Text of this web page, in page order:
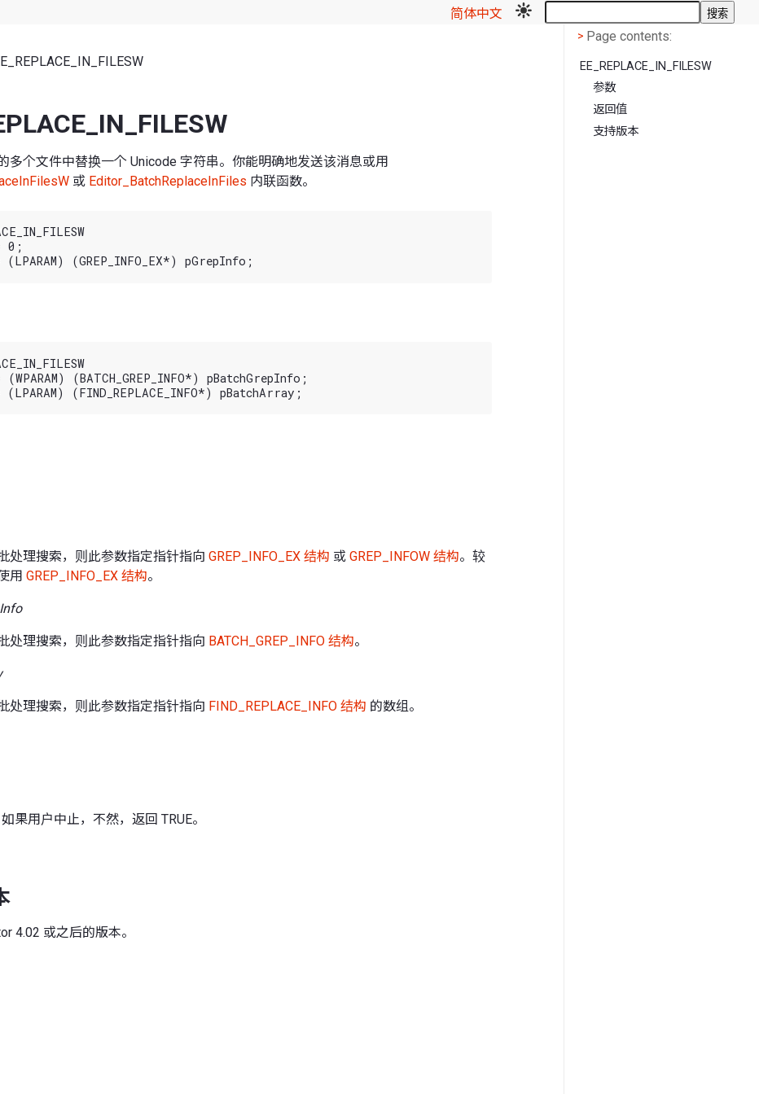
简体中文 搜索
多个文件中替换一个 Unicode 字符串。你能明确地发送该消息或用
或 Editor_BatchReplaceInFiles 内联函数。
0;
(WPARAM) (BATCH_GREP_INFO*) pBatchGrepInfo;
处理搜索，则此参数指定指针指向 GREP_INFO_EX 结构 或 GREP_INFOW 结构。较
用 GREP_INFO_EX 结构。
处理搜索，则此参数指定指针指向 BATCH_GREP_INFO 结构。
处理搜索，则此参数指定指针指向 FIND_REPLACE_INFO 结构 的数组。
果用户中止，不然，返回 TRUE。
4.02 或之后的版本。
< Page contents
> Page contents:
EE_REPLACE_IN_FILESW
参数
返回值
支持版本